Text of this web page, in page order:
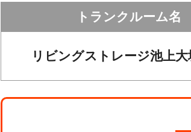
トランクルーム名
リビングストレージ池上大